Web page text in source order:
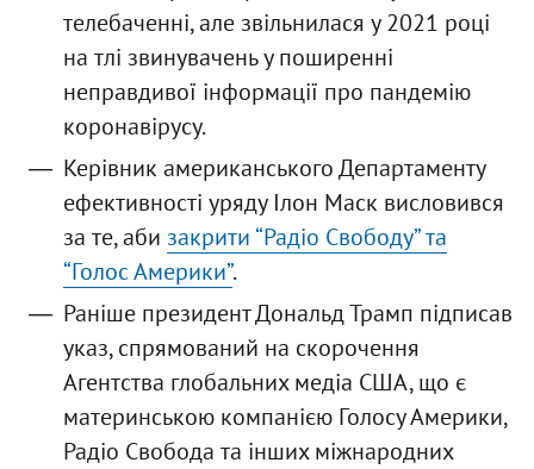
телебаченні, але звільнилася у 2021 році
на тлі звинувачень у поширенні
неправдивої інформації про пандемію
коронавірусу.
Керівник американського Департаменту
ефективності уряду Ілон Маск висловився
за те, аби закрити “Радіо Свободу” та
“Голос Америки”.
Раніше президент Дональд Трамп підписав
указ, спрямований на скорочення
Агентства глобальних медіа США, що є
материнською компанією Голосу Америки,
Радіо Свобода та інших міжнародних